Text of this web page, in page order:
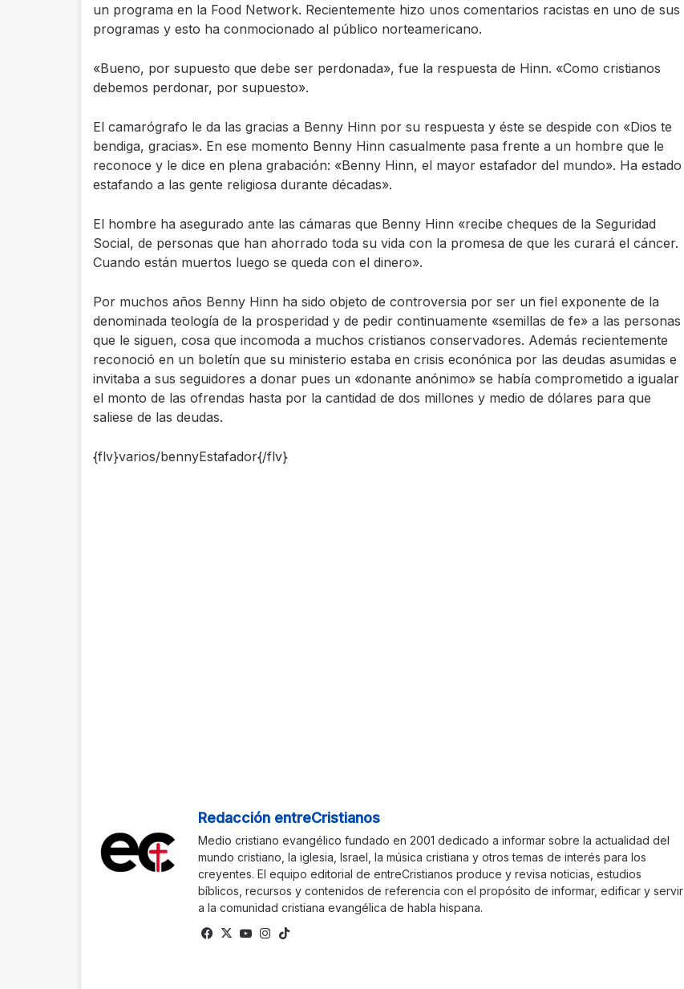
un programa en la Food Network. Recientemente hizo unos comentarios racistas en uno de sus
programas y esto ha conmocionado al público norteamericano.
«Bueno, por supuesto que debe ser perdonada», fue la respuesta de Hinn. «Como cristianos
debemos perdonar, por supuesto».
El camarógrafo le da las gracias a Benny Hinn por su respuesta y éste se despide con «Dios te
bendiga, gracias». En ese momento Benny Hinn casualmente pasa frente a un hombre que le
reconoce y le dice en plena grabación: «Benny Hinn, el mayor estafador del mundo». Ha estado
estafando a las gente religiosa durante décadas».
El hombre ha asegurado ante las cámaras que Benny Hinn «recibe cheques de la Seguridad
Social, de personas que han ahorrado toda su vida con la promesa de que les curará el cáncer.
Cuando están muertos luego se queda con el dinero».
Por muchos años Benny Hinn ha sido objeto de controversia por ser un fiel exponente de la
denominada teología de la prosperidad y de pedir continuamente «semillas de fe» a las personas
que le siguen, cosa que incomoda a muchos cristianos conservadores. Además recientemente
reconoció en un boletín que su ministerio estaba en crisis econónica por las deudas asumidas e
invitaba a sus seguidores a donar pues un «donante anónimo» se había comprometido a igualar
el monto de las ofrendas hasta por la cantidad de dos millones y medio de dólares para que
saliese de las deudas.
{flv}varios/bennyEstafador{/flv}
Redacción entreCristianos
Medio cristiano evangélico fundado en 2001 dedicado a informar sobre la actualidad del
mundo cristiano, la iglesia, Israel, la música cristiana y otros temas de interés para los
creyentes. El equipo editorial de entreCristianos produce y revisa noticias, estudios
bíblicos, recursos y contenidos de referencia con el propósito de informar, edificar y servir
a la comunidad cristiana evangélica de habla hispana.
Fa
X
Yo Ins